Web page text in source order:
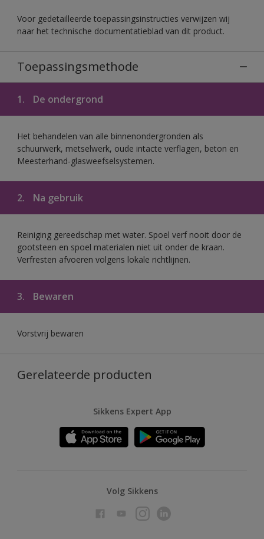
Voor gedetailleerde toepassingsinstructies verwijzen wij
naar het technische documentatieblad van dit product.
Toepassingsmethode
1. De ondergrond
Het behandelen van alle binnenondergronden als
schuurwerk, metselwerk, oude intacte verflagen, beton en
Meesterhand-glasweefselsystemen.
2. Na gebruik
Reiniging gereedschap met water. Spoel verf nooit door de
gootsteen en spoel materialen niet uit onder de kraan.
Verfresten afvoeren volgens lokale richtlijnen.
3. Bewaren
Vorstvrij bewaren
Gerelateerde producten
Sikkens Expert App
Volg Sikkens